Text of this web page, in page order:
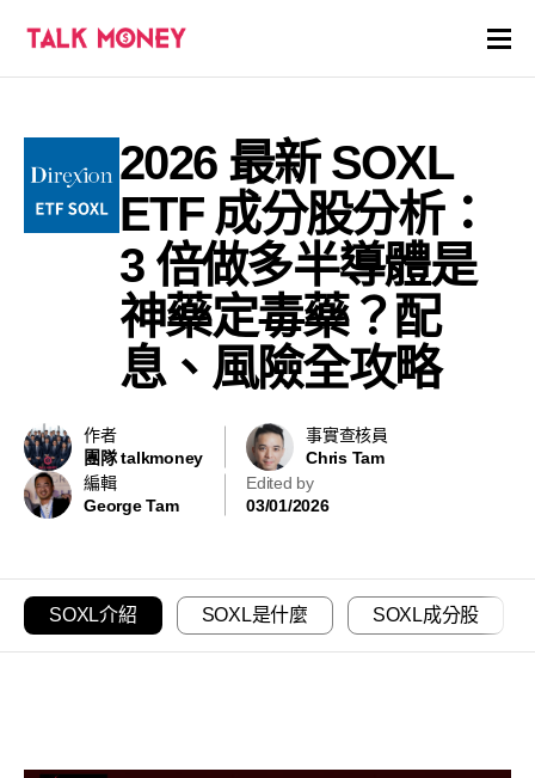
證券商評價
虛擬貨幣
關於
2026 最新 SOXL
ETF 成分股分析：
3 倍做多半導體是
神藥定毒藥？配
息、風險全攻略
作者
團隊 talkmoney
事實查核員
Chris Tam
編輯
George Tam
Edited by
03/01/2026
SOXL介紹 SOXL是什麼 SOXL成分股